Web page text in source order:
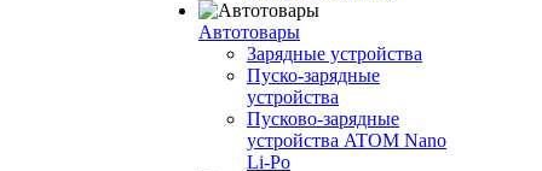
Автотовары
Зарядные устройства
Пуско-зарядные
устройства
Пусково-зарядные
устройства ATOM Nano
Li-Po